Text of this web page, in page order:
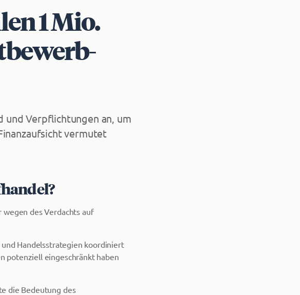
1 Mio.
und Verpflichtungen an, um
vermutet
des Verdachts auf
Handelsstrategien koordiniert
potenziell eingeschränkt haben
die Bedeutung des